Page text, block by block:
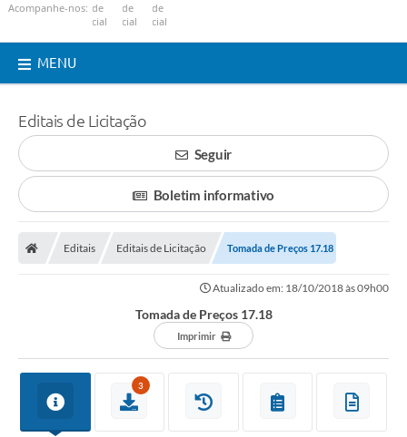
Acompanhe-nos:
MENU
Editais de Licitação
Seguir
Boletim informativo
Editais Editais de Licitação Tomada de Preços 17.18
Atualizado em: 18/10/2018 às 09h00
Tomada de Preços 17.18
Imprimir
3